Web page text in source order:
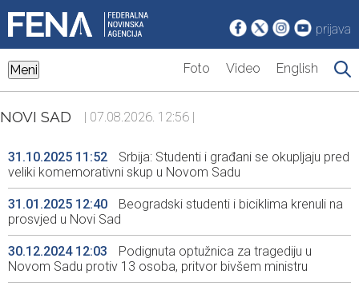
prijava
Meni Foto Video English
NOVI SAD | 07.08.2026. 12:56 |
31.10.2025 11:52
Srbija: Studenti i građani se okupljaju pred
veliki komemorativni skup u Novom Sadu
31.01.2025 12:40
Beogradski studenti i biciklima krenuli na
prosvjed u Novi Sad
30.12.2024 12:03
Podignuta optužnica za tragediju u
Novom Sadu protiv 13 osoba, pritvor bivšem ministru